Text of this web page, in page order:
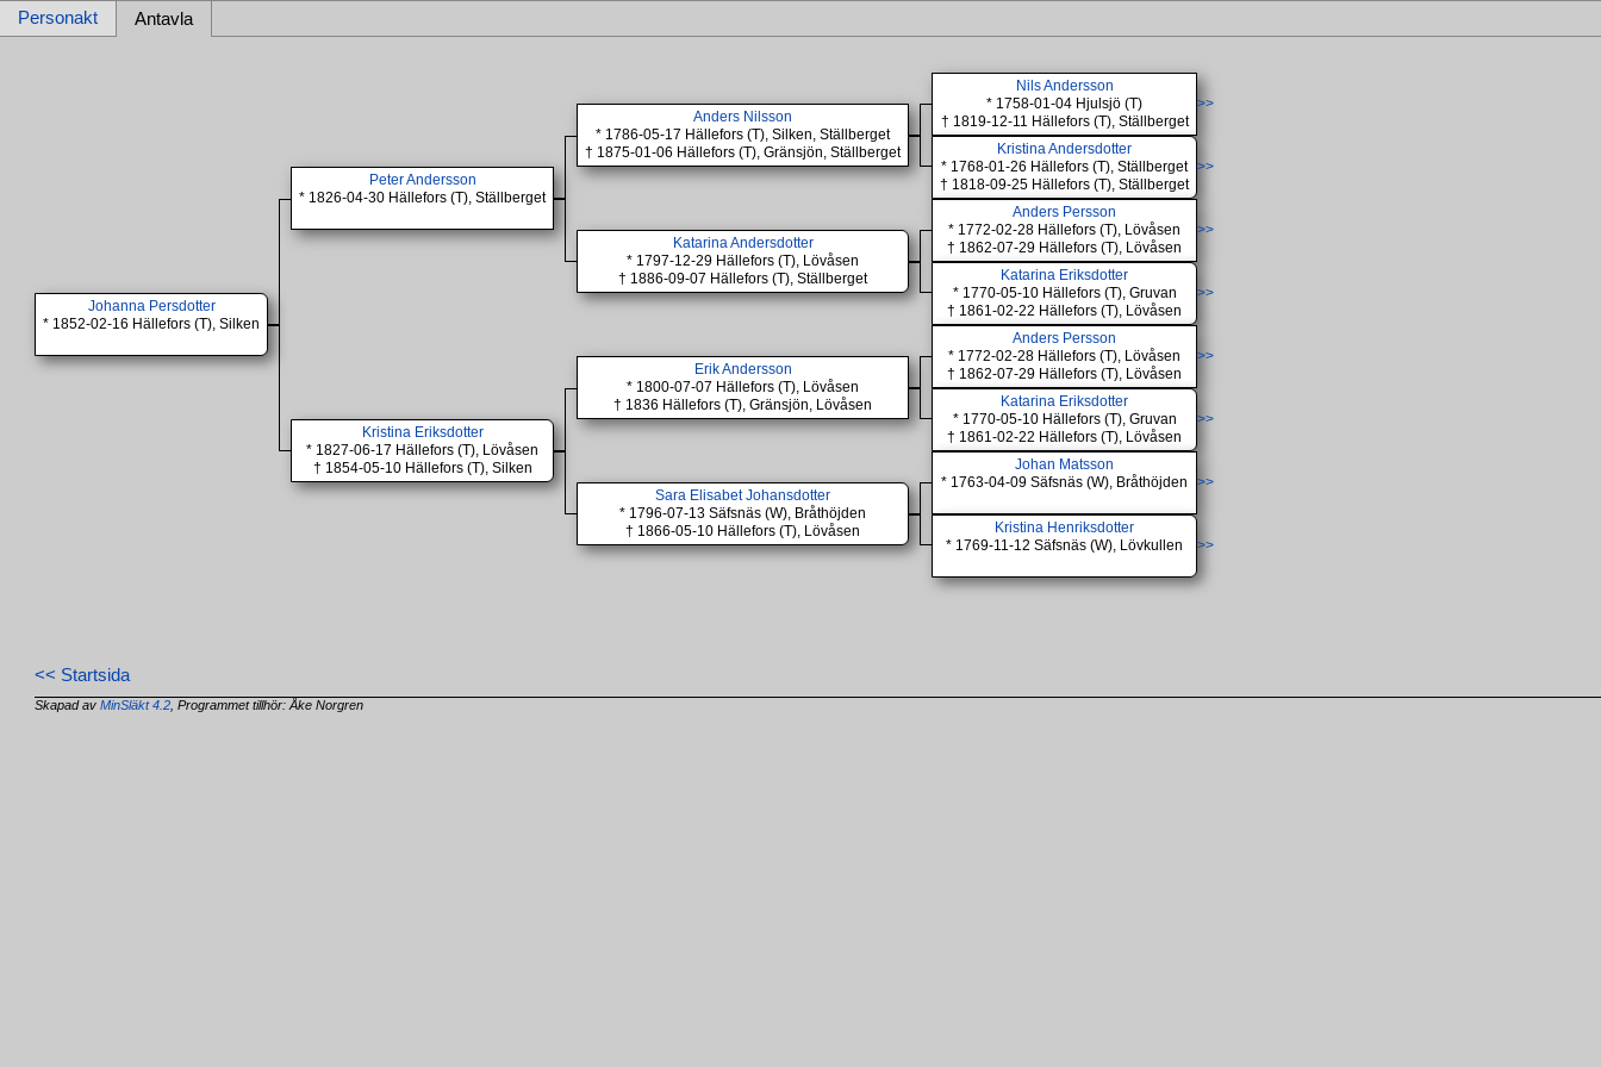
Personakt Antavla
Johanna Persdotter
* 1852-02-16 Hällefors (T), Silken
Peter Andersson
* 1826-04-30 Hällefors (T), Ställberget
Anders Nilsson
* 1786-05-17 Hällefors (T), Silken, Ställberget
† 1875-01-06 Hällefors (T), Gränsjön, Ställberget
Nils Andersson
* 1758-01-04 Hjulsjö (T)
† 1819-12-11 Hällefors (T), Ställberget
>>
Kristina Andersdotter
* 1768-01-26 Hällefors (T), Ställberget
† 1818-09-25 Hällefors (T), Ställberget
>>
Katarina Andersdotter
* 1797-12-29 Hällefors (T), Lövåsen
† 1886-09-07 Hällefors (T), Ställberget
Anders Persson
* 1772-02-28 Hällefors (T), Lövåsen
† 1862-07-29 Hällefors (T), Lövåsen
>>
Katarina Eriksdotter
* 1770-05-10 Hällefors (T), Gruvan
† 1861-02-22 Hällefors (T), Lövåsen
>>
Kristina Eriksdotter
* 1827-06-17 Hällefors (T), Lövåsen
† 1854-05-10 Hällefors (T), Silken
Erik Andersson
* 1800-07-07 Hällefors (T), Lövåsen
† 1836 Hällefors (T), Gränsjön, Lövåsen
Anders Persson
* 1772-02-28 Hällefors (T), Lövåsen
† 1862-07-29 Hällefors (T), Lövåsen
>>
Katarina Eriksdotter
* 1770-05-10 Hällefors (T), Gruvan
† 1861-02-22 Hällefors (T), Lövåsen
>>
Sara Elisabet Johansdotter
* 1796-07-13 Säfsnäs (W), Bråthöjden
† 1866-05-10 Hällefors (T), Lövåsen
Johan Matsson
* 1763-04-09 Säfsnäs (W), Bråthöjden
>>
Kristina Henriksdotter
* 1769-11-12 Säfsnäs (W), Lövkullen
>>
<< Startsida
Skapad avMinSläkt 4.2 , Programmet tillhör: Åke Norgren